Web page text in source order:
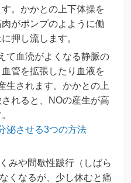
。かかとの上下体操を
がポンプのよように働
押し流します。
て血涜がよくなる静脈の
管を拡張したり血液を
生されます。かかとの上
れると、NOの産生が高
泌させる3つの方法
みや間歇性跛行（しばら
くなるが、少し休むと痛